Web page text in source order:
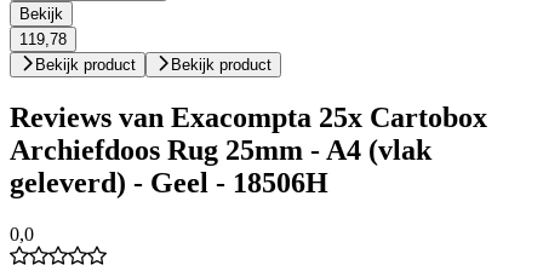
Bekijk
119,78
Bekijk product
Bekijk product
Reviews van Exacompta 25x Cartobox
Archiefdoos Rug 25mm - A4 (vlak
geleverd) - Geel - 18506H
0,0